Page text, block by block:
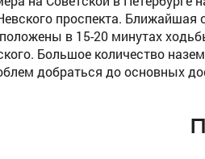
проспекта.
в 15-20 минутах
Большое количество
добраться до основных